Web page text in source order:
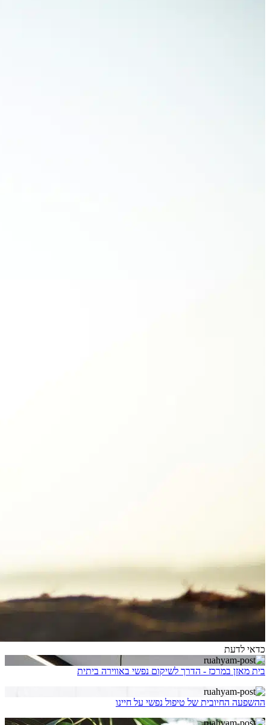
כדאי לדעת
בית מאזן במרכז - הדרך לשיקום נפשי באווירה ביתית
ההשפעה החיובית של טיפול נפשי על חיינו